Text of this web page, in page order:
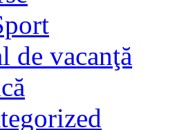
de vacanţă